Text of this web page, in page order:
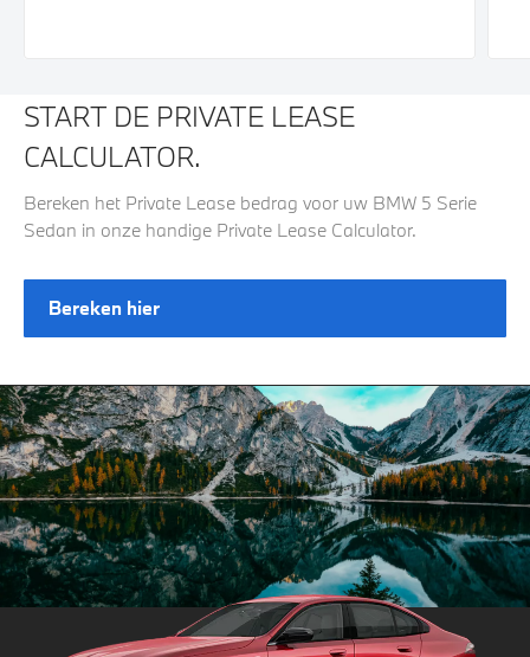
START DE PRIVATE LEASE
CALCULATOR.
Bereken het Private Lease bedrag voor uw BMW 5 Serie
Sedan in onze handige Private Lease Calculator.
Bereken hier